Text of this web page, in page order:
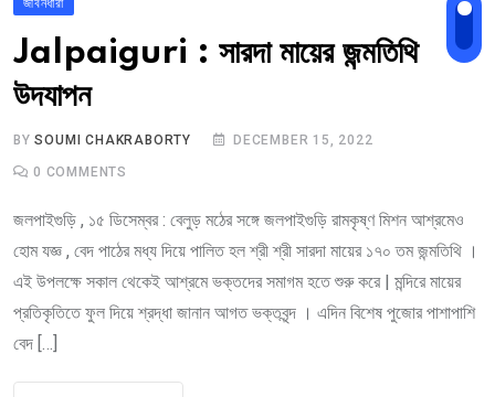
Jalpaiguri : সারদা মায়ের জন্মতিথি
উদযাপন
BYSOUMI CHAKRABORTY DECEMBER 15, 2022
0 COMMENTS
জলপাইগুড়ি , ১৫ ডিসেম্বর : বেলুড় মঠের সঙ্গে জলপাইগুড়ি রামকৃষ্ণ মিশন আশ্রমেও
হোম যজ্ঞ , বেদ পাঠের মধ্য দিয়ে পালিত হল শ্রী শ্রী সারদা মায়ের ১৭০ তম জন্মতিথি ।
এই উপলক্ষে সকাল থেকেই আশ্রমে ভক্তদের সমাগম হতে শুরু করে | মন্দিরে মায়ের
প্রতিকৃতিতে ফুল দিয়ে শ্রদ্ধা জানান আগত ভক্তবৃন্দ । এদিন বিশেষ পুজোর পাশাপাশি
বেদ […]